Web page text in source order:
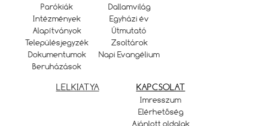
Parókiák
Intézmények
Alapítványok
Településjegyzék
Dokumentumok
Beruházások
Dallamvilág
Egyházi év
Útmutató
Zsoltárok
Napi Evangélium
LELKIATYA KAPCSOLAT
Imresszum
Elérhetőség
Ajánlott oldalak